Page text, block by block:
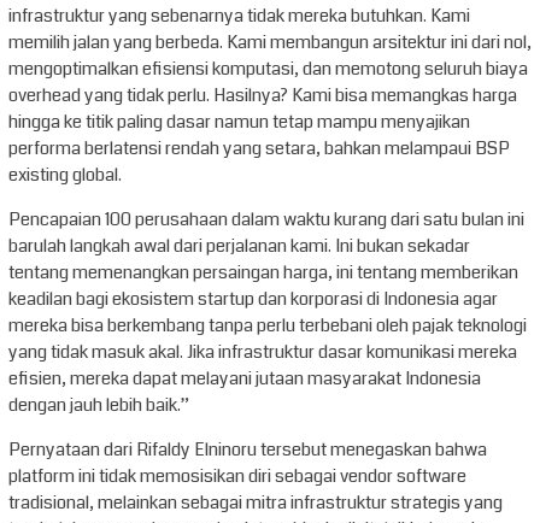
infrastruktur yang sebenarnya tidak mereka butuhkan. Kami
memilih jalan yang berbeda. Kami membangun arsitektur ini dari nol,
mengoptimalkan efisiensi komputasi, dan memotong seluruh biaya
overhead yang tidak perlu. Hasilnya? Kami bisa memangkas harga
hingga ke titik paling dasar namun tetap mampu menyajikan
performa berlatensi rendah yang setara, bahkan melampaui BSP
existing global.
Pencapaian 100 perusahaan dalam waktu kurang dari satu bulan ini
barulah langkah awal dari perjalanan kami. Ini bukan sekadar
tentang memenangkan persaingan harga, ini tentang memberikan
keadilan bagi ekosistem startup dan korporasi di Indonesia agar
mereka bisa berkembang tanpa perlu terbebani oleh pajak teknologi
yang tidak masuk akal. Jika infrastruktur dasar komunikasi mereka
efisien, mereka dapat melayani jutaan masyarakat Indonesia
dengan jauh lebih baik.”
Pernyataan dari Rifaldy Elninoru tersebut menegaskan bahwa
platform ini tidak memosisikan diri sebagai vendor software
tradisional, melainkan sebagai mitra infrastruktur strategis yang